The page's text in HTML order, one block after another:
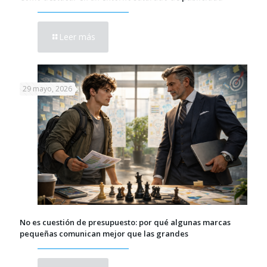
Leer más
29 mayo, 2026
No es cuestión de presupuesto: por qué algunas marcas
pequeñas comunican mejor que las grandes